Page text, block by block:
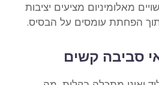
מאלומיניום מציעים יציבות
תוך הפחתת עומסים על הבסיס.
סביבה קשים